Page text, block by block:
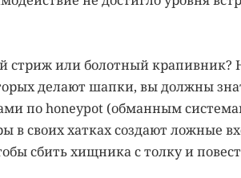
стриж или болотный крапивник?
делают шапки, вы должны
по honeypot (обманным
в своих хатках создают ложные
сбить хищника с толку и